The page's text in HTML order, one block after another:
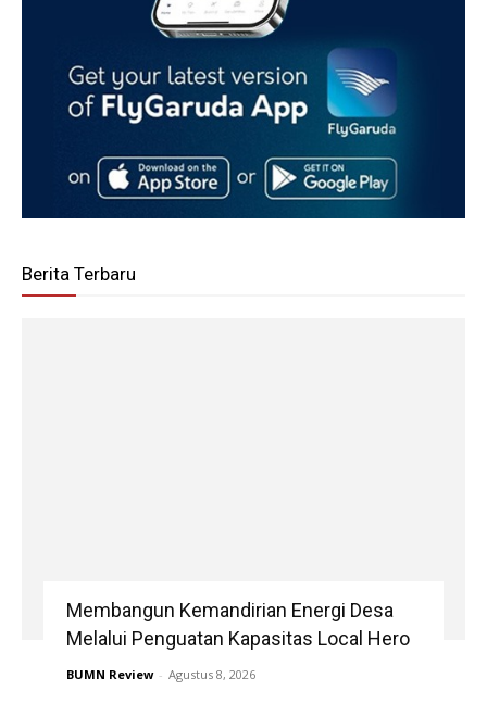
Berita Terbaru
Membangun Kemandirian Energi Desa
Melalui Penguatan Kapasitas Local Hero
BUMN Review - Agustus 8, 2026